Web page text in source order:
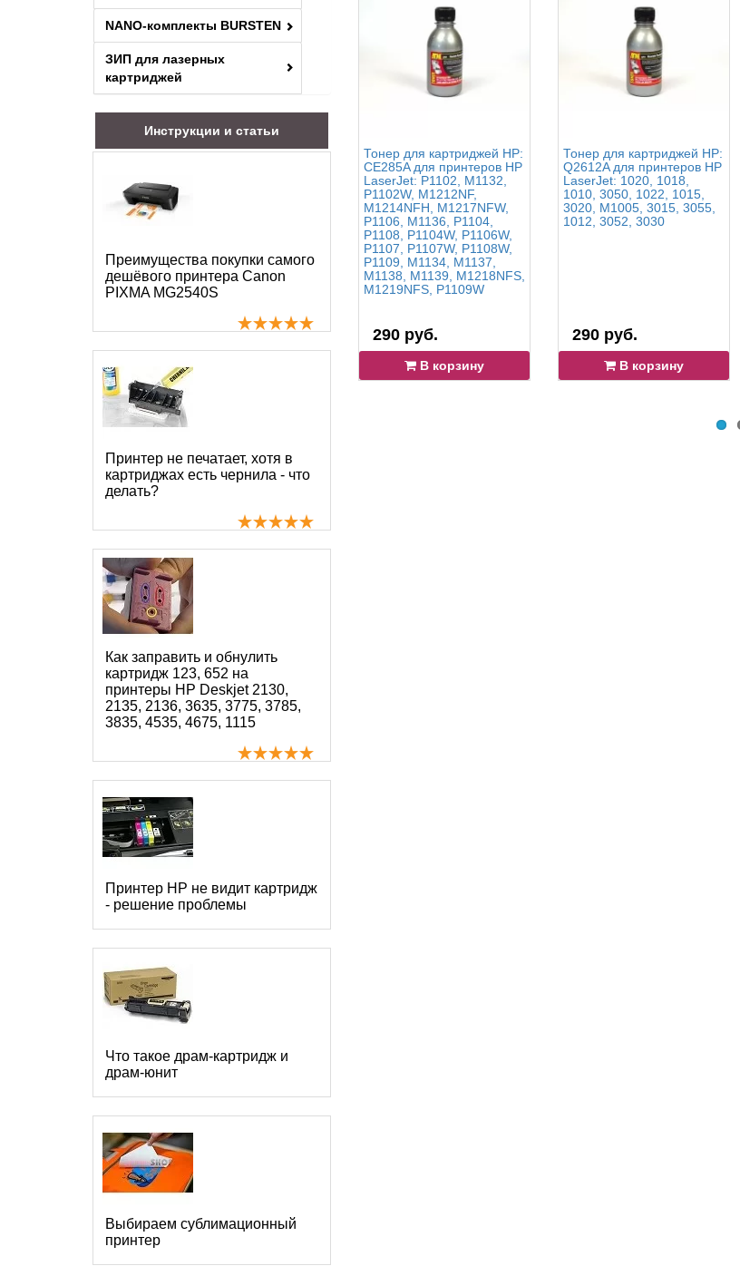
NANO-комплекты BURSTEN
ЗИП для лазерных
картриджей
Инструкции и статьи
Преимущества покупки самого
дешёвого принтера Canon
PIXMA MG2540S
Принтер не печатает, хотя в
картриджах есть чернила - что
делать?
Как заправить и обнулить
картридж 123, 652 на
принтеры HP Deskjet 2130,
2135, 2136, 3635, 3775, 3785,
3835, 4535, 4675, 1115
Принтер HP не видит картридж
- решение проблемы
Что такое драм-картридж и
драм-юнит
Выбираем сублимационный
принтер
Тонер для картриджей HP:
CE285A для принтеров HP
LaserJet: P1102, M1132,
P1102W, M1212NF,
M1214NFH, M1217NFW,
P1106, M1136, P1104,
P1108, P1104W, P1106W,
P1107, P1107W, P1108W,
P1109, M1134, M1137,
M1138, M1139, M1218NFS,
M1219NFS, P1109W
290 руб.
В корзину
Тонер для картриджей HP:
Q2612A для принтеров HP
LaserJet: 1020, 1018,
1010, 3050, 1022, 1015,
3020, M1005, 3015, 3055,
1012, 3052, 3030
290 руб.
В корзину